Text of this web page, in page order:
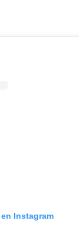
Instagram